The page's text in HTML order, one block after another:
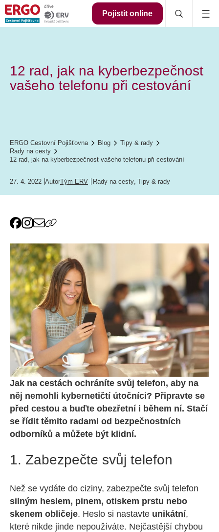
Pojistit online
12 rad, jak na kyberbezpečnost
vašeho telefonu při cestování
ERGO Cestovní Pojišťovna Blog
Tipy & rady
Rady na cesty
12 rad, jak na kyberbezpečnost vašeho telefonu při cestování
27. 4. 2022 AutorTým ERV Rady na cesty, Tipy & rady
Jak na cestách ochráníte svůj telefon, aby na
něj nemohli kybernetičtí útočníci? Připravte se
před cestou a buďte obezřetní i během ní. Stačí
se řídit těmito radami od bezpečnostních
odborníků a můžete být klidní.
1. Zabezpečte svůj telefon
Než se vydáte do ciziny, zabezpečte svůj telefon
silným heslem, pinem, otiskem prstu nebo
skenem obličeje. Heslo si nastavte unikátní,
které nikde jinde nepoužíváte. Nejčastější chybou